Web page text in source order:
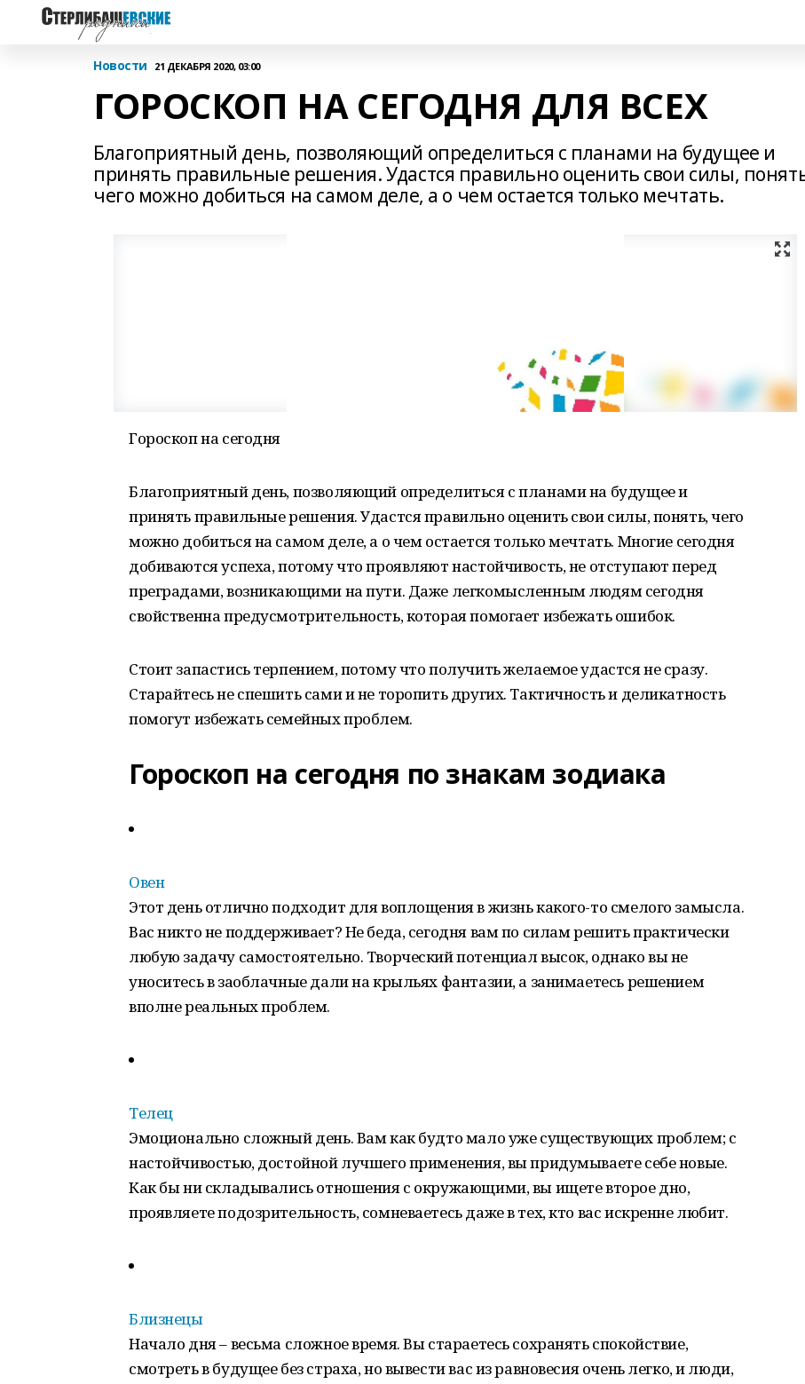
Новости 21 ДЕКАБРЯ 2020, 03:00
ГОРОСКОП НА СЕГОДНЯ ДЛЯ ВСЕХ
Благоприятный день, позволяющий определиться с планами на будущее и
принять правильные решения. Удастся правильно оценить свои силы,
чего можно добиться на самом деле, а о чем остается только мечтать.
Гороскоп на сегодня
Благоприятный день, позволяющий определиться с планами на будущее и
принять правильные решения. Удастся правильно оценить свои силы, понять, чего
можно добиться на самом деле, а о чем остается только мечтать. Многие сегодня
добиваются успеха, потому что проявляют настойчивость, не отступают перед
преградами, возникающими на пути. Даже легкомысленным людям сегодня
свойственна предусмотрительность, которая помогает избежать ошибок.
Стоит запастись терпением, потому что получить желаемое удастся не сразу.
Старайтесь не спешить сами и не торопить других. Тактичность и деликатность
помогут избежать семейных проблем.
Гороскоп на сегодня по знакам зодиака
Овен
Этот день отлично подходит для воплощения в жизнь какого-то смелого замысла.
Вас никто не поддерживает? Не беда, сегодня вам по силам решить практически
любую задачу самостоятельно. Творческий потенциал высок, однако вы не
уноситесь в заоблачные дали на крыльях фантазии, а занимаетесь решением
вполне реальных проблем.
Телец
Эмоционально сложный день. Вам как будто мало уже существующих проблем; с
настойчивостью, достойной лучшего применения, вы придумываете себе новые.
Как бы ни складывались отношения с окружающими, вы ищете второе дно,
проявляете подозрительность, сомневаетесь даже в тех, кто вас искренне любит.
Близнецы
Начало дня – весьма сложное время. Вы стараетесь сохранять спокойствие,
смотреть в будущее без страха, но вывести вас из равновесия очень легко, и люди,